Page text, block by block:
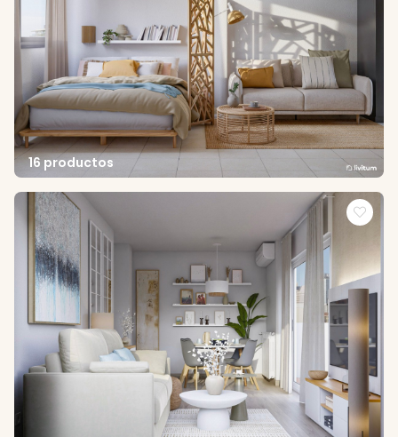
16 productos